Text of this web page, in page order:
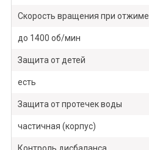
Скорость вращения при отжиме
до 1400 об/мин
Защита от детей
есть
Защита от протечек воды
частичная (корпус)